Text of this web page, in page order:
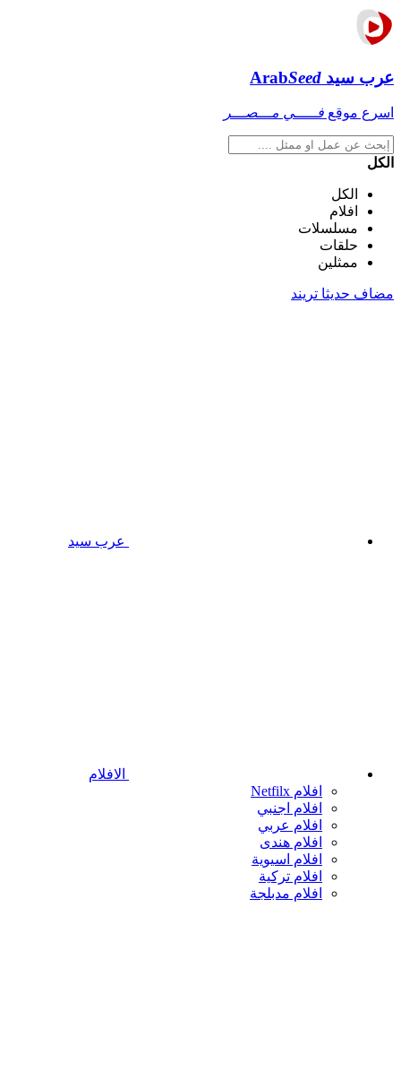
عرب سيد ArabSeed
اسرع موقع فـــــي مـــصـــر
الكل
الكل
افلام
مسلسلات
حلقات
ممثلين
مضاف حديثا تريند
عرب سيد
الافلام
افلام Netfilx
افلام اجنبي
افلام عربي
افلام هندى
افلام اسيوية
افلام تركية
افلام مدبلجة